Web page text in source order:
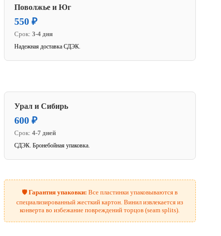
Поволжье и Юг
550 ₽
Срок: 3-4 дня
Надежная доставка СДЭК.
Урал и Сибирь
600 ₽
Срок: 4-7 дней
СДЭК. Бронебойная упаковка.
🛡️Гарантия упаковки: Все пластинки упаковываются в
специализированный жесткий картон. Винил извлекается из
конверта во избежание повреждений торцов (seam splits).